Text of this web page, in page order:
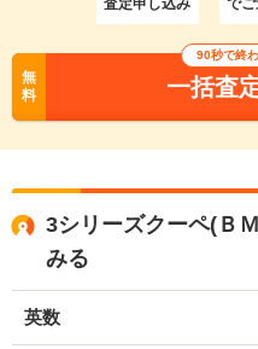
無
料
90秒で終
一括査
3シリーズクーペ(Ｂ
みる
英数